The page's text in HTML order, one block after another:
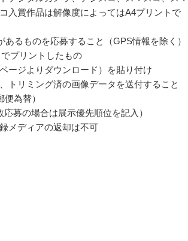
入賞作品は解像度によってはA4プリントで
るものを応募すること（GPS情報を除く）
プリントしたもの
ージよりダウンロード）を貼り付け
トリミング済の画像データを送付すること
為替）
募の場合は展示優先順位を記入）
メディアの返却は不可